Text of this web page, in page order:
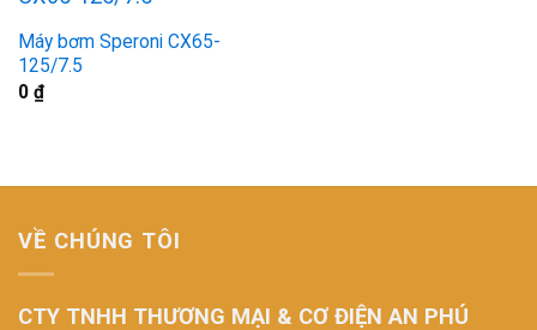
Máy bơm Speroni CX65-
125/7.5
0 ₫
VỀ CHÚNG TÔI
CTY TNHH THƯƠNG MẠI & CƠ ĐIỆN AN PHÚ